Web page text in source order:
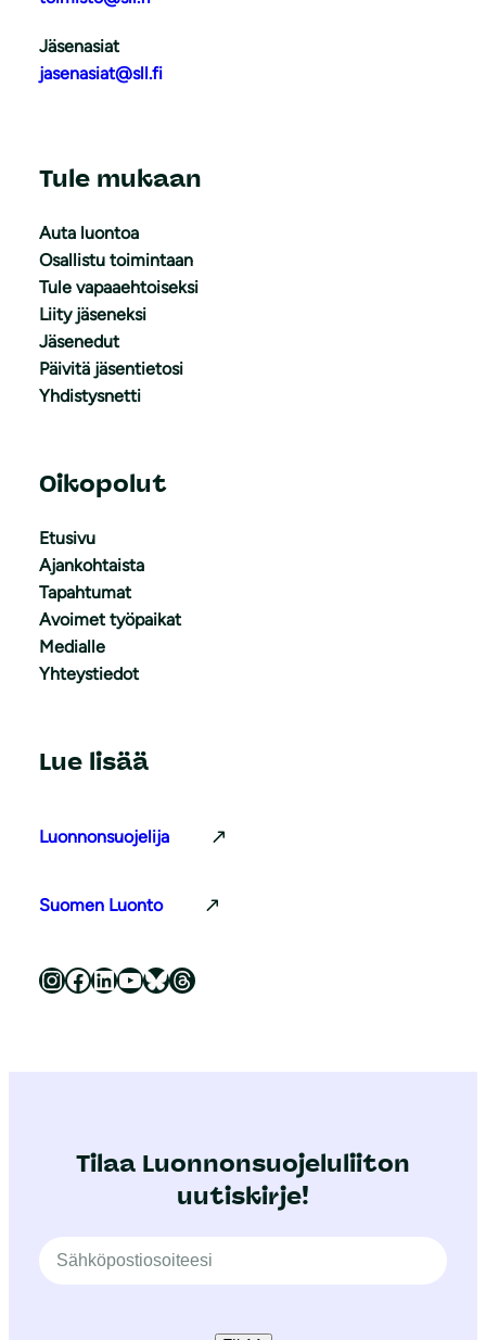
Jäsenasiat
jasenasiat@sll.fi
Tule mukaan
Auta luontoa
Osallistu toimintaan
Tule vapaaehtoiseksi
Liity jäseneksi
Jäsenedut
Päivitä jäsentietosi
Yhdistysnetti
Oikopolut
Etusivu
Ajankohtaista
Tapahtumat
Avoimet työpaikat
Medialle
Yhteystiedot
Lue lisää
Luonnonsuojelija
Suomen Luonto
Luonnonsuojeluliitto Instagramissa Luonnonsuojeluliitto Facebookissa Luonnonsuojeluliitto LinkedInissä Luonnonsuojeluliiton YouTube-kanava Luonnonsuojeluliitto Blueskyssa Luonnonsuojeluliitto Threadsissa
Tilaa Luonnonsuojeluliiton
uutiskirje!